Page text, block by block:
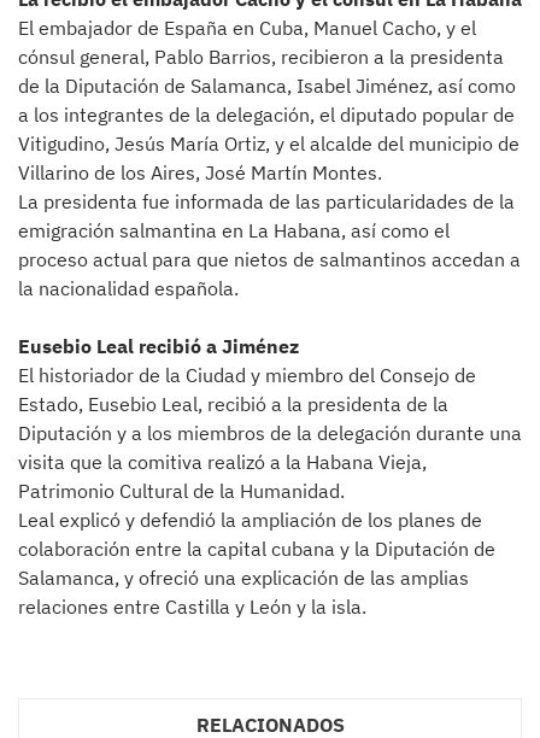
El embajador de España en Cuba, Manuel Cacho, y el
cónsul general, Pablo Barrios, recibieron a la presidenta
de la Diputación de Salamanca, Isabel Jiménez, así como
a los integrantes de la delegación, el diputado popular de
Vitigudino, Jesús María Ortiz, y el alcalde del municipio de
Villarino de los Aires, José Martín Montes.
La presidenta fue informada de las particularidades de la
emigración salmantina en La Habana, así como el
proceso actual para que nietos de salmantinos accedan a
la nacionalidad española.
Eusebio Leal recibió a Jiménez
El historiador de la Ciudad y miembro del Consejo de
Estado, Eusebio Leal, recibió a la presidenta de la
Diputación y a los miembros de la delegación durante una
visita que la comitiva realizó a la Habana Vieja,
Patrimonio Cultural de la Humanidad.
Leal explicó y defendió la ampliación de los planes de
colaboración entre la capital cubana y la Diputación de
Salamanca, y ofreció una explicación de las amplias
relaciones entre Castilla y León y la isla.
RELACIONADOS